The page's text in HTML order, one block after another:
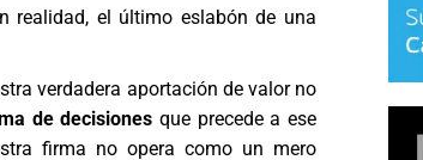
realidad, el último eslabón de una
verdadera aportación de valor no
de decisiones que precede a ese
firma no opera como un mero